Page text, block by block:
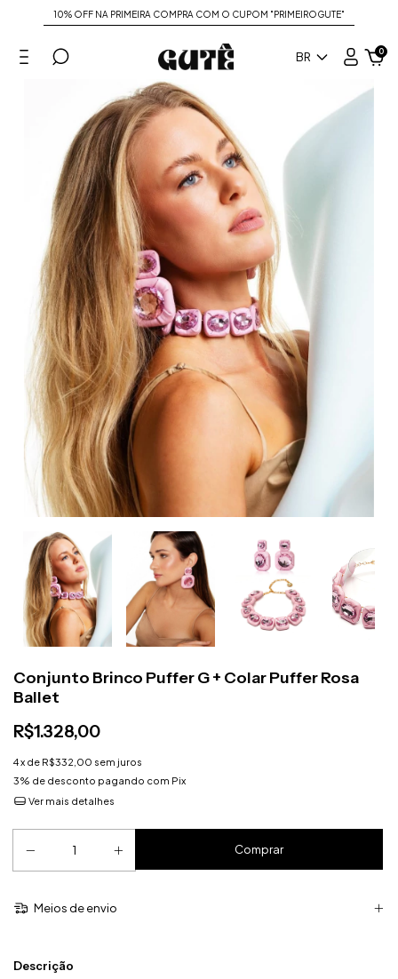
10% OFF NA PRIMEIRA COMPRA COM O CUPOM "PRIMEIROGUTE"
BR 0
Conjunto Brinco Puffer G + Colar Puffer Rosa
Ballet
R$1.328,00
4x de R$332,00 sem juros
3% de desconto pagando com Pix
Ver mais detalhes
Meios de envio
Descrição